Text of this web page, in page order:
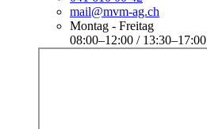
mail@mvm-ag.ch
Montag - Freitag
08:00–12:00 / 13:30–17:00